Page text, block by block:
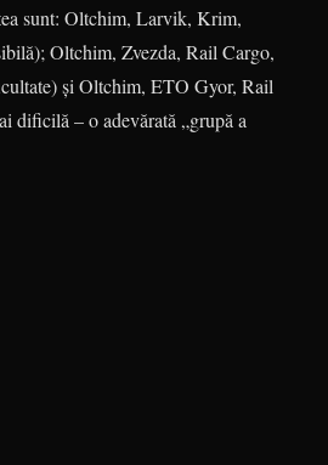
sunt: Oltchim, Larvik, Krim,
Oltchim, Zvezda, Rail Cargo,
şi Oltchim, ETO Gyor, Rail
dificilă – o adevărată „grupă a